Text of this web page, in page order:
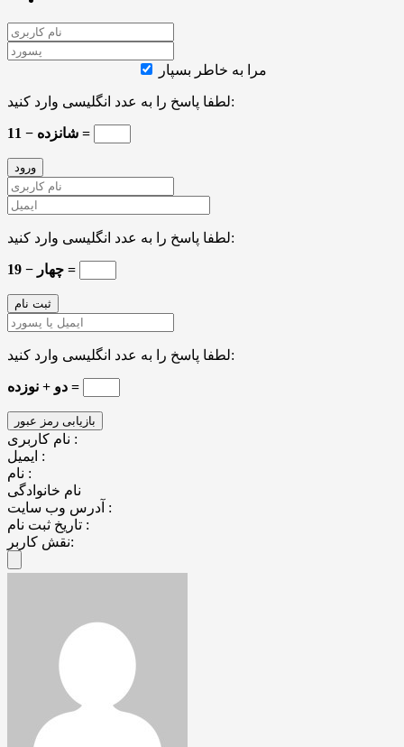
مرا به خاطر بسپار
لطفا پاسخ را به عدد انگلیسی وارد کنید:
شانزده − 11 =
لطفا پاسخ را به عدد انگلیسی وارد کنید:
19 − چهار =
لطفا پاسخ را به عدد انگلیسی وارد کنید:
دو + نوزده =
نام کاربری :
ایمیل :
نام :
نام خانوادگی
آدرس وب سایت :
تاریخ ثبت نام :
نقش کاربر: